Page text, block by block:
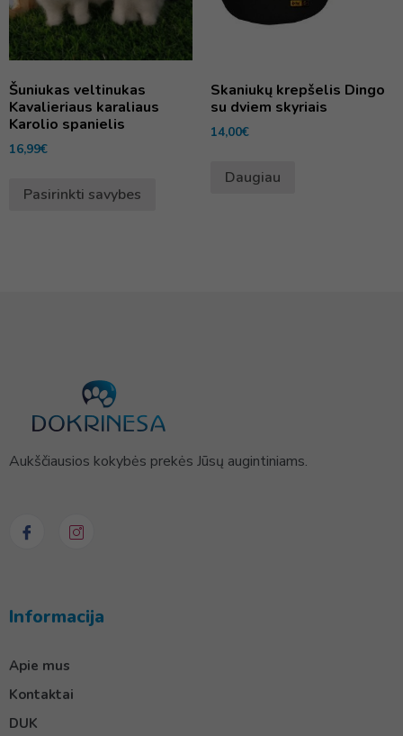
Šuniukas veltinukas
Kavalieriaus karaliaus
Karolio spanielis
16,99€
Pasirinkti savybes
Skaniukų krepšelis Dingo
su dviem skyriais
14,00€
Daugiau
Aukščiausios kokybės prekės Jūsų augintiniams.
Informacija
Apie mus
Kontaktai
DUK